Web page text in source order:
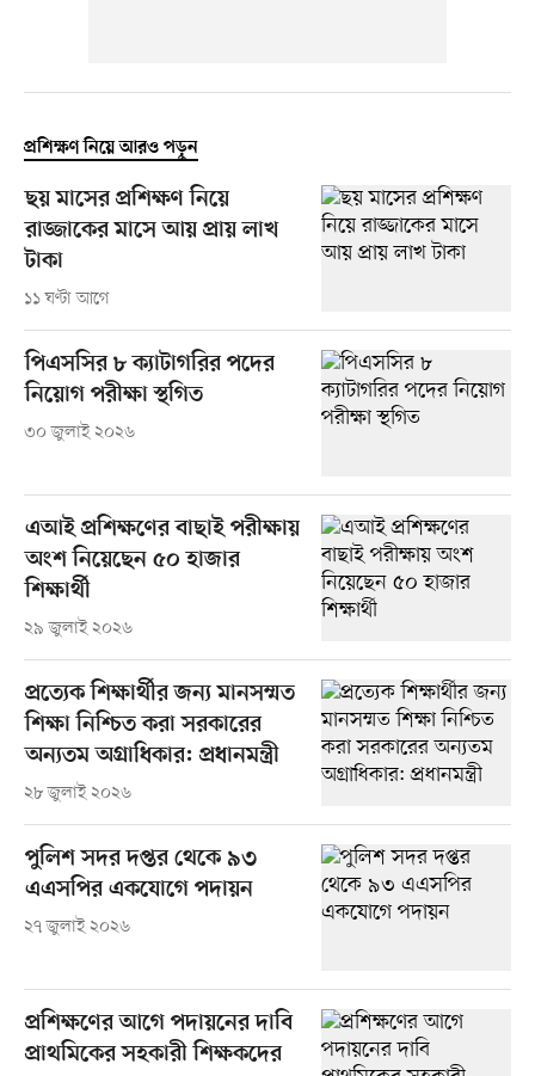
প্রশিক্ষণ নিয়ে আরও পড়ুন
ছয় মাসের প্রশিক্ষণ নিয়ে
রাজ্জাকের মাসে আয় প্রায় লাখ
টাকা
১১ ঘণ্টা আগে
পিএসসির ৮ ক্যাটাগরির পদের
নিয়োগ পরীক্ষা স্থগিত
৩০ জুলাই ২০২৬
এআই প্রশিক্ষণের বাছাই পরীক্ষায়
অংশ নিয়েছেন ৫০ হাজার
শিক্ষার্থী
২৯ জুলাই ২০২৬
প্রত্যেক শিক্ষার্থীর জন্য মানসম্মত
শিক্ষা নিশ্চিত করা সরকারের
অন্যতম অগ্রাধিকার: প্রধানমন্ত্রী
২৮ জুলাই ২০২৬
পুলিশ সদর দপ্তর থেকে ৯৩
এএসপির একযোগে পদায়ন
২৭ জুলাই ২০২৬
প্রশিক্ষণের আগে পদায়নের দাবি
প্রাথমিকের সহকারী শিক্ষকদের